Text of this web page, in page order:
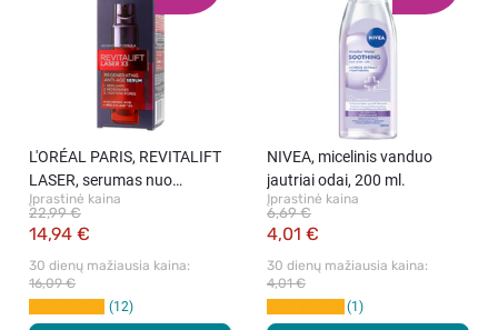
L′ORÉAL PARIS, REVITALIFT
LASER, serumas nuo
senėjimo požymių, 30 ml
Įprastinė kaina
14,94 €
22,99 €
30 dienų mažiausia kaina:
16,09 €
12
NIVEA, micelinis vanduo
jautriai odai, 200 ml.
Įprastinė kaina
4,01 €
6,69 €
30 dienų mažiausia kaina:
4,01 €
1